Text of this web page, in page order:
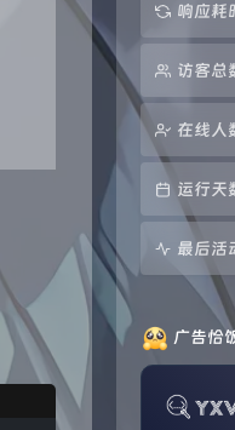
响应耗
访客总
在线人
运行天
最后活
广告恰